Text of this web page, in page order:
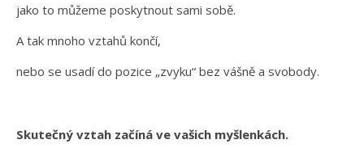
jako to můžeme poskytnout sami sobě.
A tak mnoho vztahů končí,
nebo se usadí do pozice „zvyku“ bez vášně a svobody.
Skutečný vztah začíná ve vašich myšlenkách.